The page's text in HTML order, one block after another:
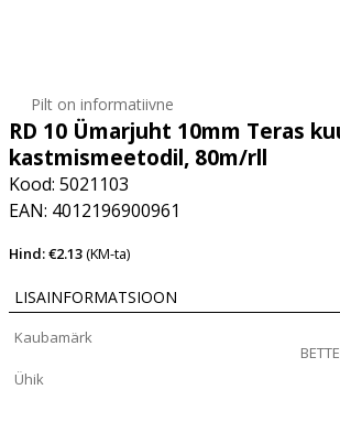
Pilt on informatiivne
RD 10 Ümarjuht 10mm Teras
kastmismeetodil, 80m/rll
Kood: 5021103
EAN: 4012196900961
Hind: €2.13(KM-ta)
LISAINFORMATSIOON
Kaubamärk
Ühik